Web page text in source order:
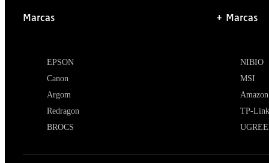
Marcas
EPSON
Canon
Argom
Redragon
BROCS
+ Marcas
NIBIO
MSI
Amazon
TP-Link